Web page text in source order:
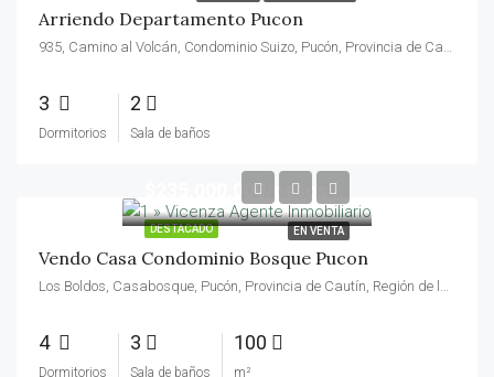
Arriendo Departamento Pucon
935, Camino al Volcán, Condominio Suizo, Pucón, Provincia de Cautín, Región de la Araucanía, 4920000, Chile
3
Dormitorios
2
Sala de baños
DESTACADO EN VENTA
$235,000,000/pesos
Vendo Casa Condominio Bosque Pucon
4
Dormitorios
3
Sala de baños
100
m²